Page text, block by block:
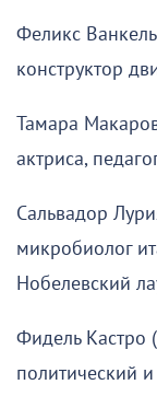
Феликс
конструктор
Тамара
актриса,
Сальвадор
микробиолог
Нобелевский
Фидель Кастро
политический